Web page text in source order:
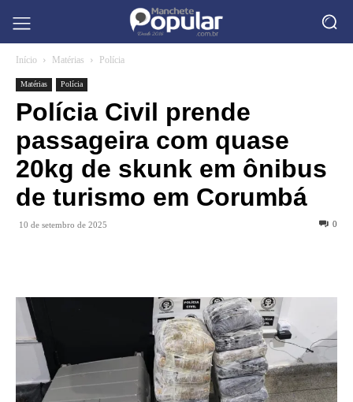
Início Matérias Polícia
Matérias Polícia
Polícia Civil prende
passageira com quase
20kg de skunk em ônibus
de turismo em Corumbá
10 de setembro de 2025 0